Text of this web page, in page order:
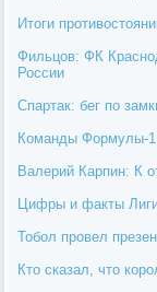
Итоги
Фильцов: ФК
России
Спартак: бег по
Команды Формулы-
Валерий Карпин: К
Цифры и факты
Тобол провел
Кто сказал, что